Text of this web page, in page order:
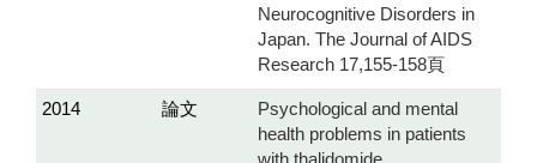
Neurocognitive Disorders in
Japan. The Journal of AIDS
Research 17,155-158頁
2014 論文
Psychological and mental
health problems in patients
with thalidomide